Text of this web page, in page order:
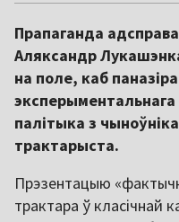
Прапаганда
Аляксандр
на поле, каб
палітыка з
трактарыста.
Прэзентацыю
трактара ў класічнай